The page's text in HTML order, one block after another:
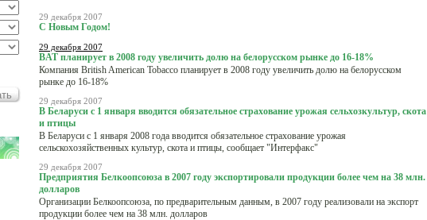
29 декабря 2007
С Новым Годом!
29 декабря 2007
BAT планирует в 2008 году увеличить долю на белорусском рынке до 16-18%
Компания British American Tobacco планирует в 2008 году увеличить долю на белорусском
рынке до 16-18%
29 декабря 2007
В Беларуси с 1 января вводится обязательное страхование урожая сельхозкультур, скота
и птицы
В Беларуси с 1 января 2008 года вводится обязательное страхование урожая
сельскохозяйственных культур, скота и птицы, сообщает "Интерфакс"
29 декабря 2007
Предприятия Белкоопсоюза в 2007 году экспортировали продукции более чем на 38 млн.
долларов
Организации Белкоопсоюза, по предварительным данным, в 2007 году реализовали на экспорт
продукции более чем на 38 млн. долларов